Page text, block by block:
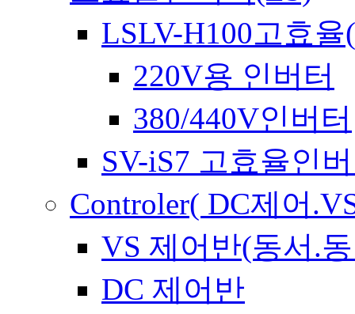
LSLV-H100고효
220V용 인버터
380/440V인버터
SV-iS7 고효율인
Controler( DC제어
VS 제어반(동서.
DC 제어반